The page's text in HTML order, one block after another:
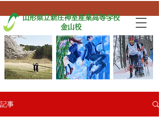
山形県立新庄神室産業高等学校
金山校
記事